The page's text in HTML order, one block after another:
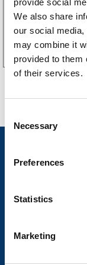
provide social
We also share
our social
may combine it
provided to them
of their services.
o
Necessary
Preferences
Statistics
Marketing
Frågor & Svar
Butikskoncept